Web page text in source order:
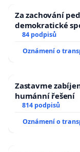
Za zachování
demokratické
84 podpisů
Oznámení o
Zastavme
humánní řešení
814 podpisů
Oznámení o